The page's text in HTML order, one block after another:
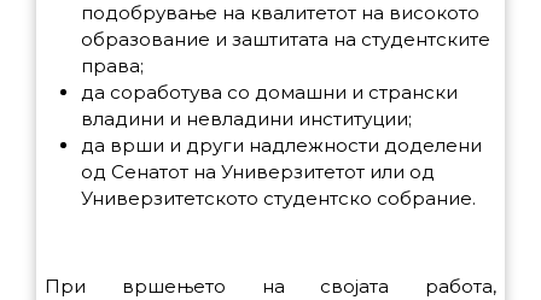
подобрување на квалитетот на високото
образование и заштитата на студентските
права;
да соработува со домашни и странски
владини и невладини институции;
да врши и други надлежности доделени
од Сенатот на Универзитетот или од
Универзитетското студентско собрание.
При вршењето на својата работа,